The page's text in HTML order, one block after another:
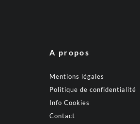
A propos
Mentions légales
Politique de confidentialité
Info Cookies
Contact